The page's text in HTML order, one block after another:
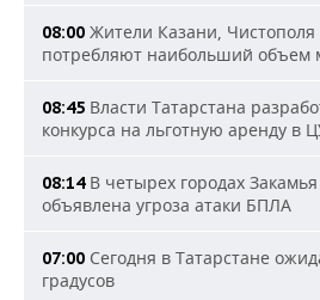
08:00 Жители Казани, Чистополя
потребляют наибольший объем
08:45 Власти Татарстана
конкурса на льготную аренду в
08:14В четырех городах Закамья
объявлена угроза атаки БПЛА
07:00 Сегодня в Татарстане
градусов